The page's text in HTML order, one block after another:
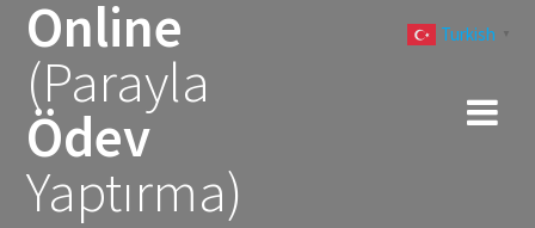
Online
(Parayla
Ödev
Yaptırma)
Turkish ▼